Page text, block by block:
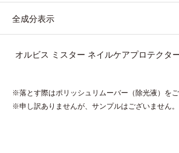
潔感のある好印象な手元へ導くくすみピンク
【ご使用方法】
爪に直接塗ります。2度塗りすると、より美
全成分表示
オルビス ミスター ネイルケアプロテクタ
※落とす際はポリッシュリムーバー（除光液）をご
※申し訳ありませんが、サンプルはございません。